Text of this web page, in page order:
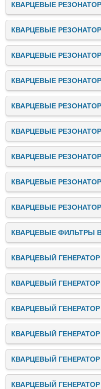
КВАРЦЕВЫЕ
КВАРЦЕВЫЕ
КВАРЦЕВЫЕ
КВАРЦЕВЫЕ
КВАРЦЕВЫЕ
КВАРЦЕВЫЕ
КВАРЦЕВЫЕ
КВАРЦЕВЫЕ
КВАРЦЕВЫЕ
КВАРЦЕВЫЕ ФИЛЬТРЫ
КВАРЦЕВЫЙ
КВАРЦЕВЫЙ ГЕНЕРАТОР
КВАРЦЕВЫЙ ГЕНЕРАТОР
КВАРЦЕВЫЙ ГЕНЕРАТОР
КВАРЦЕВЫЙ ГЕНЕРАТОР
КВАРЦЕВЫЙ ГЕНЕРАТОР